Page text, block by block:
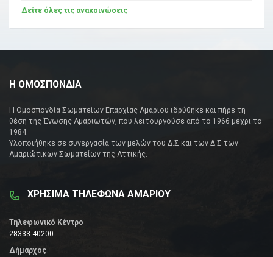
Δείτε όλες τις ανακοινώσεις
Η ΟΜΟΣΠΟΝΔΙΑ
Η Ομοσπονδία Σωματείων Επαρχίας Αμαρίου ιδρύθηκε και πήρε τη
θέση της Ένωσης Αμαριωτών, που λειτουργούσε από το 1966 μέχρι το
1984.
Υλοποιήθηκε σε συνεργασία των μελών του Δ.Σ και των Δ.Σ των
Αμαριώτικων Σωματείων της Αττικής.
ΧΡΗΣΙΜΑ ΤΗΛΕΦΩΝΑ ΑΜΑΡΙΟΥ
Τηλεφωνικό Κέντρο
28333 40200
Δήμαρχος